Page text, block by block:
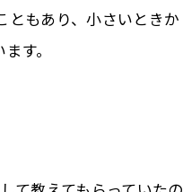
ともあり、小さいときか
す。